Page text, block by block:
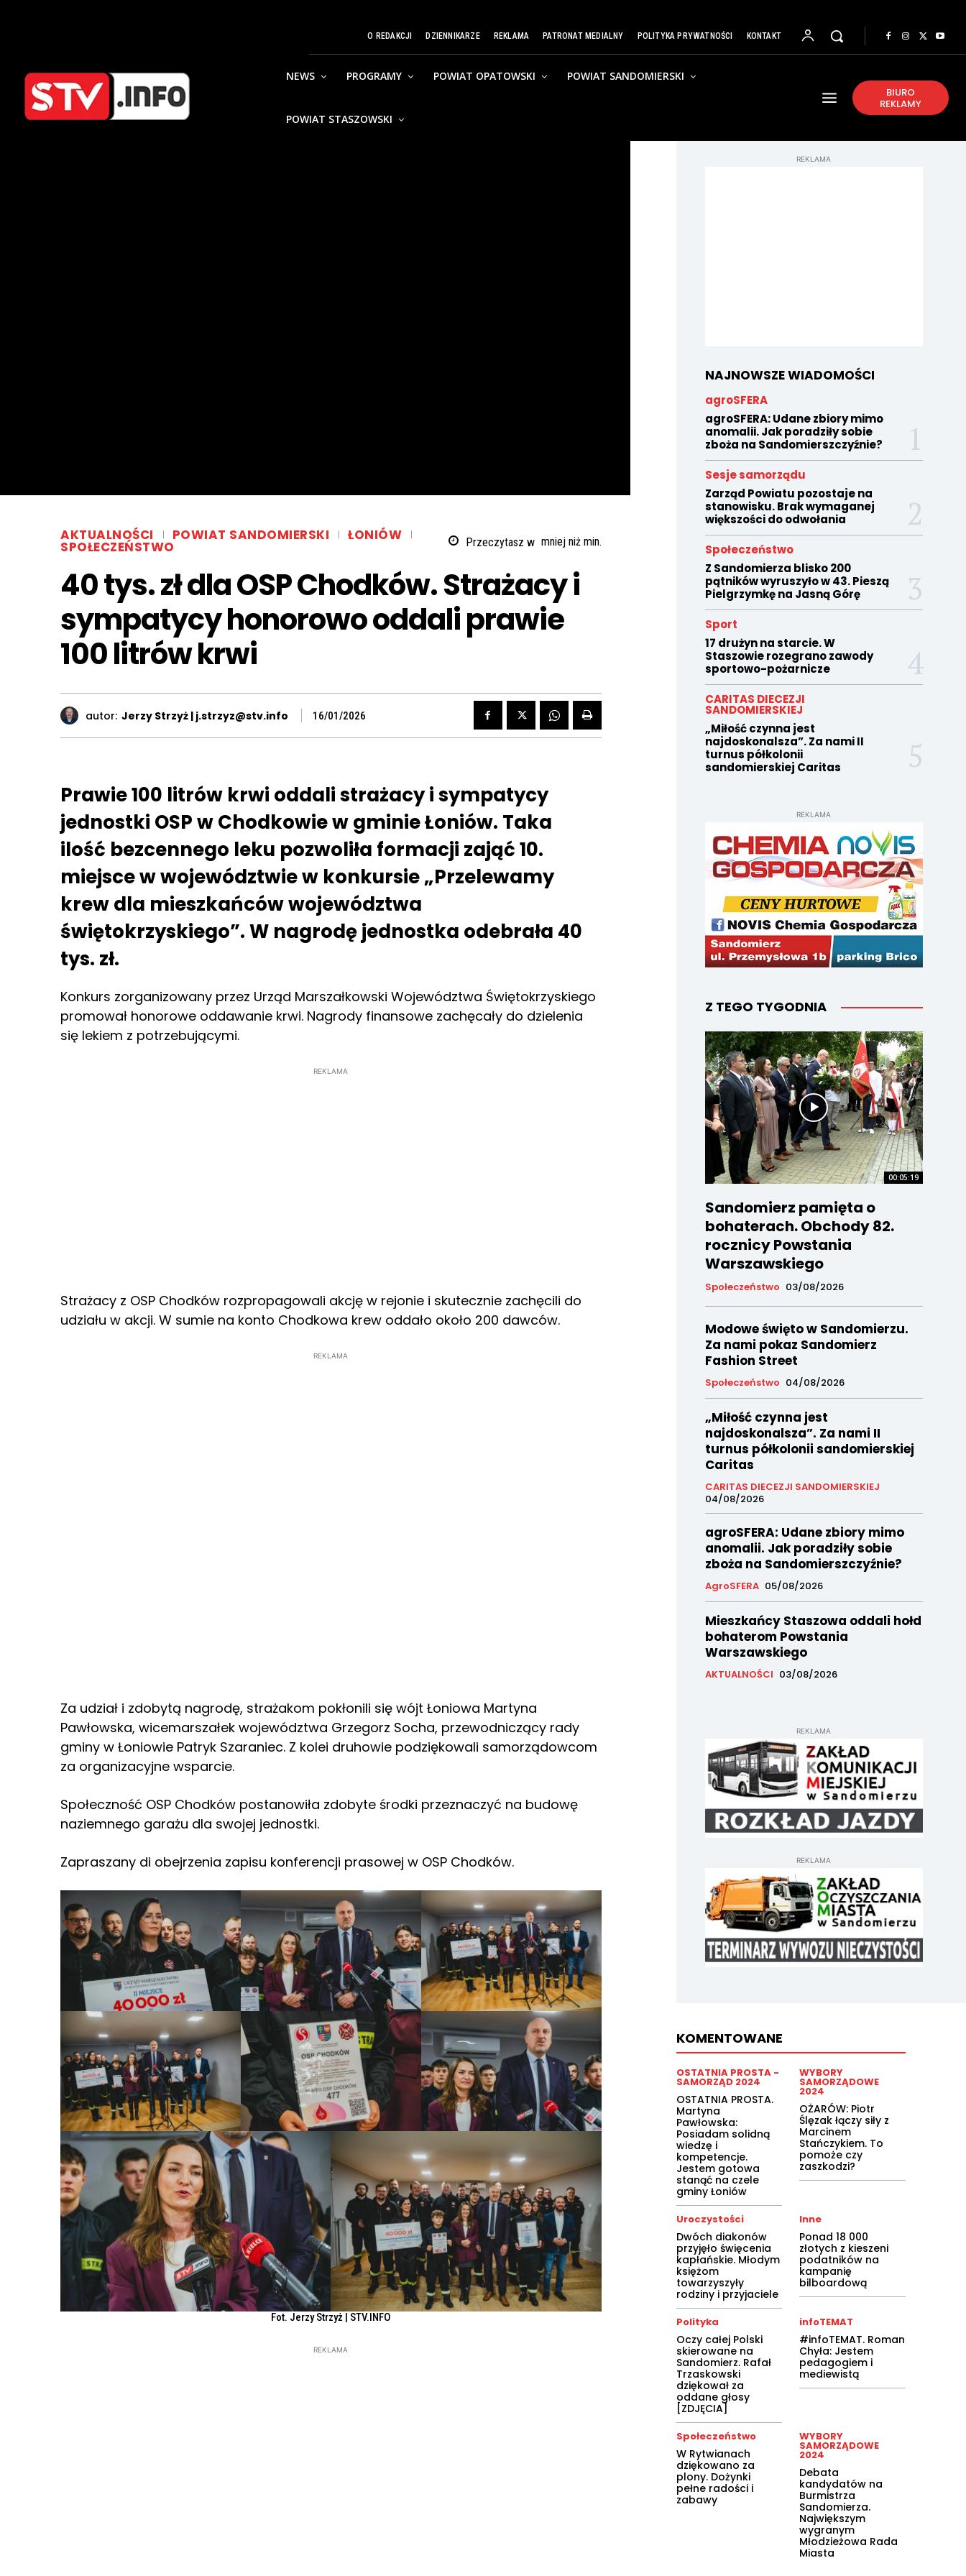
O REDAKCJI DZIENNIKARZE REKLAMA PATRONAT MEDIALNY POLITYKA PRYWATNOŚCI KONTAKT
NEWS PROGRAMY POWIAT OPATOWSKI POWIAT SANDOMIERSKI
POWIAT STASZOWSKI
BIURO
REKLAMY
AKTUALNOŚCI POWIAT SANDOMIERSKI ŁONIÓW
SPOŁECZEŃSTWO Przeczytasz w mniej niżmin.
40 tys. zł dla OSP Chodków. Strażacy i
sympatycy honorowo oddali prawie
100 litrów krwi
autor: Jerzy Strzyż | j.strzyz@stv.info 16/01/2026
Prawie 100 litrów krwi oddali strażacy i sympatycy
jednostki OSP w Chodkowie w gminie Łoniów. Taka
ilość bezcennego leku pozwoliła formacji zająć 10.
miejsce w województwie w konkursie „Przelewamy
krew dla mieszkańców województwa
świętokrzyskiego”. W nagrodę jednostka odebrała 40
tys. zł.
Konkurs zorganizowany przez Urząd Marszałkowski Województwa Świętokrzyskiego
promował honorowe oddawanie krwi. Nagrody finansowe zachęcały do dzielenia
się lekiem z potrzebującymi.
REKLAMA
Strażacy z OSP Chodków rozpropagowali akcję w rejonie i skutecznie zachęcili do
udziału w akcji. W sumie na konto Chodkowa krew oddało około 200 dawców.
REKLAMA
Za udział i zdobytą nagrodę, strażakom pokłonili się wójt Łoniowa Martyna
Pawłowska, wicemarszałek województwa Grzegorz Socha, przewodniczący rady
gminy w Łoniowie Patryk Szaraniec. Z kolei druhowie podziękowali samorządowcom
za organizacyjne wsparcie.
Społeczność OSP Chodków postanowiła zdobyte środki przeznaczyć na budowę
naziemnego garażu dla swojej jednostki.
Zapraszany di obejrzenia zapisu konferencji prasowej w OSP Chodków.
Fot. Jerzy Strzyż | STV.INFO
REKLAMA
REKLAMA
NAJNOWSZE WIADOMOŚCI
agroSFERA
agroSFERA: Udane zbiory mimo
anomalii. Jak poradziły sobie
zboża na Sandomierszczyźnie?
Sesje samorządu
Zarząd Powiatu pozostaje na
stanowisku. Brak wymaganej
większości do odwołania
Społeczeństwo
Z Sandomierza blisko 200
pątników wyruszyło w 43. Pieszą
Pielgrzymkę na Jasną Górę
Sport
17 drużyn na starcie. W
Staszowie rozegrano zawody
sportowo-pożarnicze
CARITAS DIECEZJI
SANDOMIERSKIEJ
„Miłość czynna jest
najdoskonalsza”. Za nami II
turnus półkolonii
sandomierskiej Caritas
REKLAMA
Z TEGO TYGODNIA
00:05:19
Sandomierz pamięta o
bohaterach. Obchody 82.
rocznicy Powstania
Warszawskiego
Społeczeństwo 03/08/2026
Modowe święto w Sandomierzu.
Za nami pokaz Sandomierz
Fashion Street
Społeczeństwo 04/08/2026
„Miłość czynna jest
najdoskonalsza”. Za nami II
turnus półkolonii sandomierskiej
Caritas
CARITAS DIECEZJI SANDOMIERSKIEJ
04/08/2026
agroSFERA: Udane zbiory mimo
anomalii. Jak poradziły sobie
zboża na Sandomierszczyźnie?
AgroSFERA 05/08/2026
Mieszkańcy Staszowa oddali hołd
bohaterom Powstania
Warszawskiego
AKTUALNOŚCI 03/08/2026
REKLAMA
REKLAMA
KOMENTOWANE
OSTATNIA PROSTA -
SAMORZĄD 2024
OSTATNIA PROSTA.
Martyna
Pawłowska:
Posiadam solidną
wiedzę i
kompetencje.
Jestem gotowa
stanąć na czele
gminy Łoniów
WYBORY
SAMORZĄDOWE
2024
OŻARÓW: Piotr
Ślęzak łączy siły z
Marcinem
Stańczykiem. To
pomoże czy
zaszkodzi?
Uroczystości
Dwóch diakonów
przyjęło święcenia
kapłańskie. Młodym
księżom
towarzyszyły
rodziny i przyjaciele
Inne
Ponad 18 000
złotych z kieszeni
podatników na
kampanię
bilboardową
Polityka
Oczy całej Polski
skierowane na
Sandomierz. Rafał
Trzaskowski
dziękował za
oddane głosy
[ZDJĘCIA]
infoTEMAT
#infoTEMAT. Roman
Chyła: Jestem
pedagogiem i
mediewistą
Społeczeństwo
W Rytwianach
dziękowano za
plony. Dożynki
pełne radości i
zabawy
WYBORY
SAMORZĄDOWE
2024
Debata
kandydatów na
Burmistrza
Sandomierza.
Największym
wygranym
Młodzieżowa Rada
Miasta